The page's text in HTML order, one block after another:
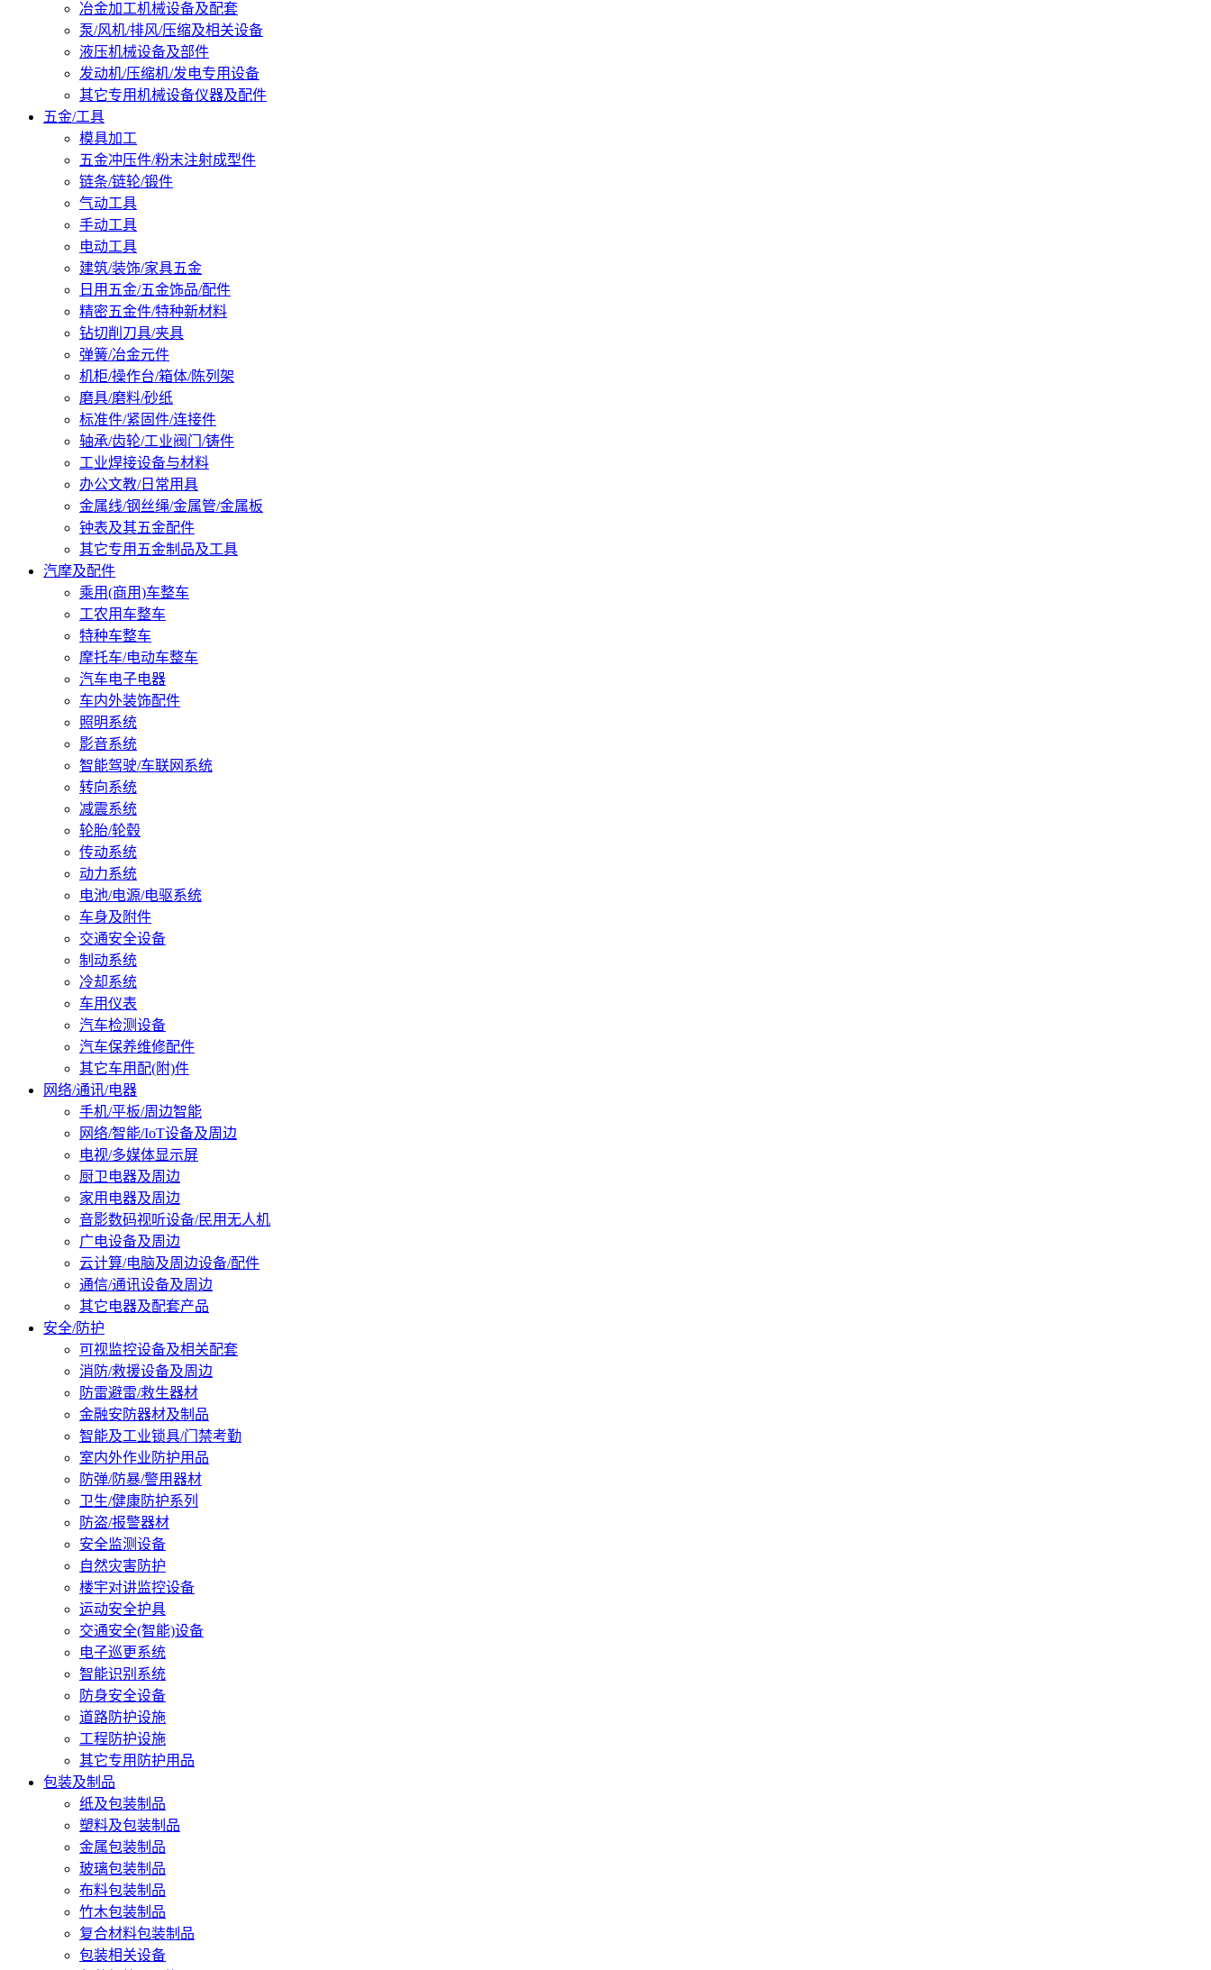
冶金加工机械设备及配套
泵/风机/排风/压缩及相关设备
液压机械设备及部件
发动机/压缩机/发电专用设备
其它专用机械设备仪器及配件
五金/工具
模具加工
五金冲压件/粉末注射成型件
链条/链轮/锻件
气动工具
手动工具
电动工具
建筑/装饰/家具五金
日用五金/五金饰品/配件
精密五金件/特种新材料
钻切削刀具/夹具
弹簧/冶金元件
机柜/操作台/箱体/陈列架
磨具/磨料/砂纸
标准件/紧固件/连接件
轴承/齿轮/工业阀门/铸件
工业焊接设备与材料
办公文教/日常用具
金属线/钢丝绳/金属管/金属板
钟表及其五金配件
其它专用五金制品及工具
汽摩及配件
乘用(商用)车整车
工农用车整车
特种车整车
摩托车/电动车整车
汽车电子电器
车内外装饰配件
照明系统
影音系统
智能驾驶/车联网系统
转向系统
减震系统
轮胎/轮毂
传动系统
动力系统
电池/电源/电驱系统
车身及附件
交通安全设备
制动系统
冷却系统
车用仪表
汽车检测设备
汽车保养维修配件
其它车用配(附)件
网络/通讯/电器
手机/平板/周边智能
网络/智能/IoT设备及周边
电视/多媒体显示屏
厨卫电器及周边
家用电器及周边
音影数码视听设备/民用无人机
广电设备及周边
云计算/电脑及周边设备/配件
通信/通讯设备及周边
其它电器及配套产品
安全/防护
可视监控设备及相关配套
消防/救援设备及周边
防雷避雷/救生器材
金融安防器材及制品
智能及工业锁具/门禁考勤
室内外作业防护用品
防弹/防暴/警用器材
卫生/健康防护系列
防盗/报警器材
安全监测设备
自然灾害防护
楼宇对讲监控设备
运动安全护具
交通安全(智能)设备
电子巡更系统
智能识别系统
防身安全设备
道路防护设施
工程防护设施
其它专用防护用品
包装及制品
纸及包装制品
塑料及包装制品
金属包装制品
玻璃包装制品
布料包装制品
竹木包装制品
复合材料包装制品
包装相关设备